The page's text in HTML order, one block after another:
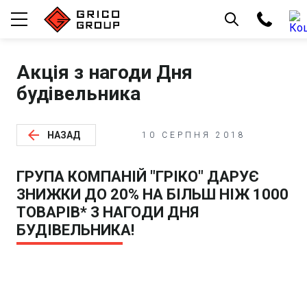
Акція з нагоди Дня
будівельника
10 СЕРПНЯ 2018
arrow_back НАЗАД
ГРУПА КОМПАНІЙ "ГРІКО" ДАРУЄ
ЗНИЖКИ ДО 20% НА БІЛЬШ НІЖ 1000
ТОВАРІВ* З НАГОДИ ДНЯ
БУДІВЕЛЬНИКА!